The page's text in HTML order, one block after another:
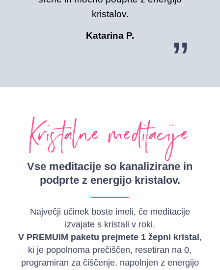
kristalov.
Katarina P.
Kristalne meditacije
Vse meditacije so kanalizirane in
podprte z energijo kristalov.
Največji učinek boste imeli, če meditacije
izvajate s kristali v roki.
V PREMUIM paketu prejmete 1 žepni kristal ,
ki je popolnoma prečiščen, resetiran na 0,
programiran za čiščenje, napolnjen z energijo